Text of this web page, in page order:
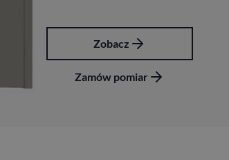
Zamów pomiar